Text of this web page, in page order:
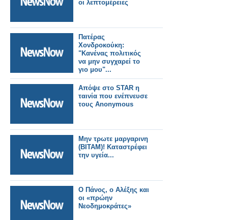
οι λεπτομέρειες
Πατέρας
Χονδροκούκη:
"Κανένας πολιτικός
να μην συγχαρεί το
γιο μου"...
Απόψε στο STAR η
ταινία που ενέπνευσε
τους Anonymous
Μην τρωτε μαργαρινη
(ΒΙΤΑΜ)! Καταστρέφει
την υγεία...
Ο Πάνος, ο Αλέξης και
οι «πρώην
Νεοδημοκράτες»